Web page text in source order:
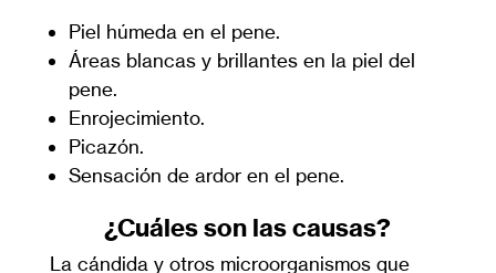
Piel húmeda en el pene.
Áreas blancas y brillantes en la piel del
pene.
Enrojecimiento.
Picazón.
Sensación de ardor en el pene.
¿Cuáles son las causas?
La cándida y otros microorganismos que